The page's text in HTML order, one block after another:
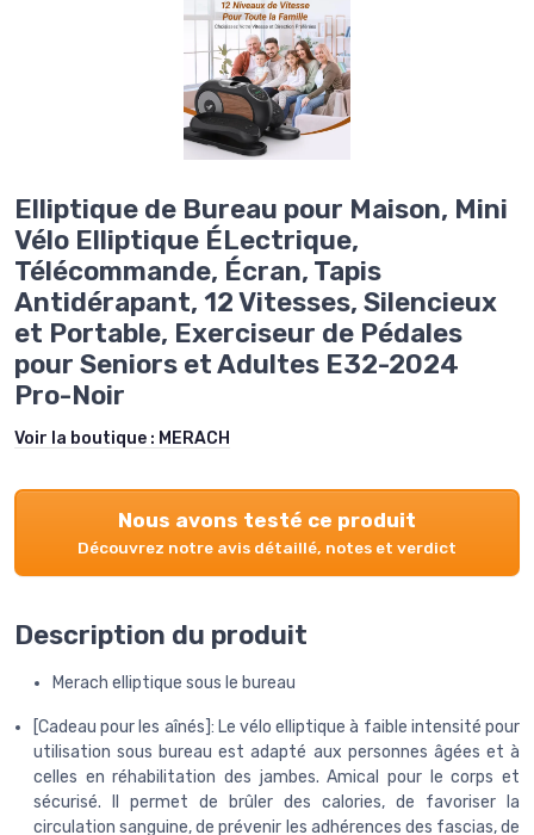
Elliptique de Bureau pour Maison, Mini
Vélo Elliptique ÉLectrique,
Télécommande, Écran, Tapis
Antidérapant, 12 Vitesses, Silencieux
et Portable, Exerciseur de Pédales
pour Seniors et Adultes E32-2024
Pro-Noir
Voir la boutique : MERACH
Nous avons testé ce produit
Découvrez notre avis détaillé, notes et verdict
Description du produit
Merach elliptique sous le bureau
[Cadeau pour les aînés]: Le vélo elliptique à faible intensité pour
utilisation sous bureau est adapté aux personnes âgées et à
celles en réhabilitation des jambes. Amical pour le corps et
sécurisé. Il permet de brûler des calories, de favoriser la
circulation sanguine, de prévenir les adhérences des fascias, de